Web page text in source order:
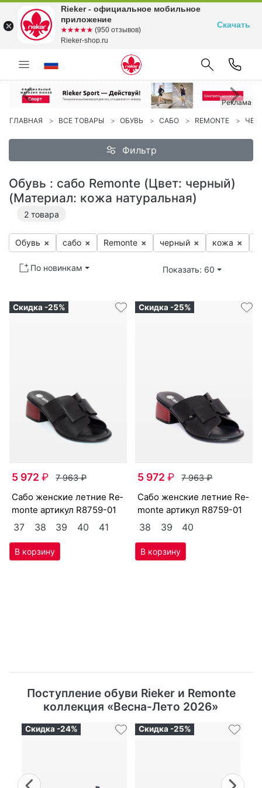
Реклама
Предыдущий
ГЛАВНАЯ ВСЕ ТОВАРЫ ОБУВЬ САБО REMONTE
Фильтр
Обувь : сабо Remonte (Цвет: черный)
(Материал: кожа натуральная)
2 товара
Обувь × са­бо × Re­mon­te × чер­ный × ко­жа ×
По новинкам Показать: 60
Скидка -25%
5 972₽ 7 963₽
са­бо женс­кие лет­ние Re­
mon­te артикул R8759-01
37 38 39 40 41
Скидка -25%
5 972₽ 7 963₽
са­бо женс­кие лет­ние Re­
mon­te артикул R8759-01
38 39 40
Поступление обуви Rieker и Remonte
коллекция «Весна-Лето 2026»
Previous
Скидка -24% Скидка -25%
Rieker - официальное мобильное
приложение
☆☆☆☆☆
★★★★★ (950 отзывов)
Rieker-shop.ru
Скачать